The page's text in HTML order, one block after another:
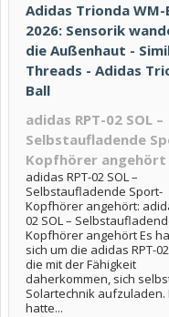
Adidas Trionda WM-
2026: Sensorik
die Außenhaut -
Threads - Adidas
Ball
adidas RPT-02 SOL –
Selbstaufladende
Kopfhörer angehört
adidas RPT-02 SOL –
Selbstaufladende Sport-
Kopfhörer angehört:
02 SOL –
Kopfhörer angehört Es
sich um die adidas RPT-
die mit der Fähigkeit
daherkommen, sich
Solartechnik aufzuladen.
hatte...